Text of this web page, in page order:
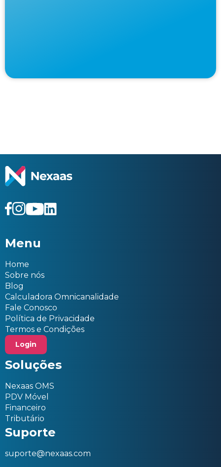
Menu
Home
Sobre nós
Blog
Calculadora Omnicanalidade
Fale Conosco
Política de Privacidade
Termos e Condições
Login
Soluções
Nexaas OMS
PDV Móvel
Financeiro
Tributário
Suporte
suporte@nexaas.com